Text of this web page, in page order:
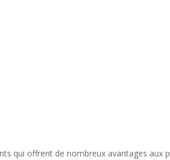
offrent de nombreux avantages aux